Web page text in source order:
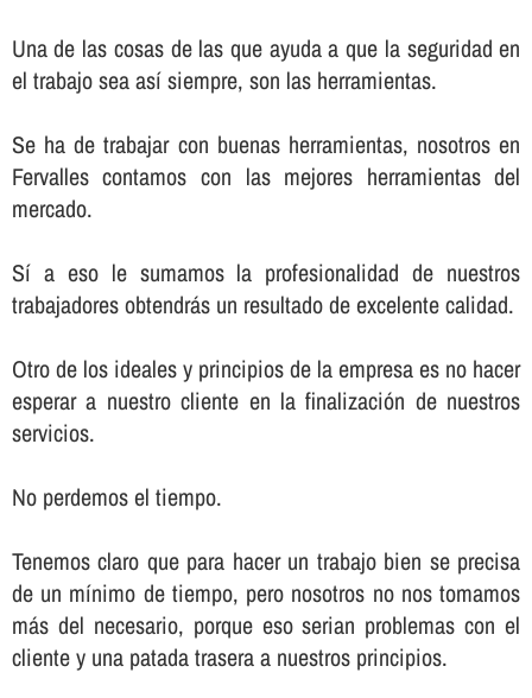
Una de las cosas de las que ayuda a que la seguridad en
el trabajo sea así­ siempre, son las herramientas.
Se ha de trabajar con buenas herramientas, nosotros en
Fervalles contamos con las mejores herramientas del
mercado.
Sí­ a eso le sumamos la profesionalidad de nuestros
trabajadores obtendrás un resultado de excelente calidad.
Otro de los ideales y principios de la empresa es no hacer
esperar a nuestro cliente en la finalización de nuestros
servicios.
No perdemos el tiempo.
Tenemos claro que para hacer un trabajo bien se precisa
de un mí­nimo de tiempo, pero nosotros no nos tomamos
más del necesario, porque eso serian problemas con el
cliente y una patada trasera a nuestros principios.